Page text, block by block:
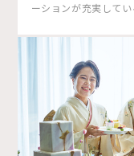
ーションが充実して